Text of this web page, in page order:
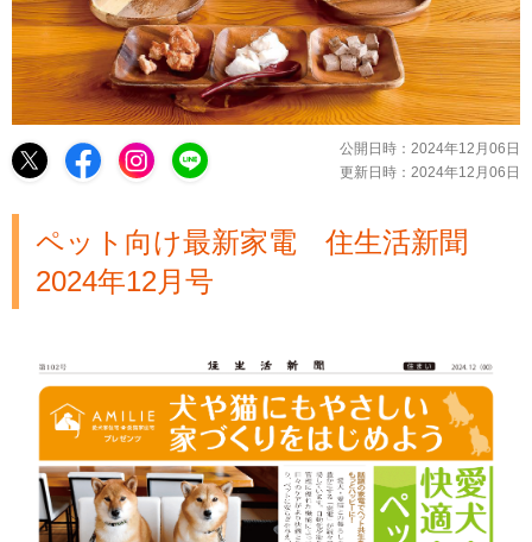
公開日時： 2024年12月06日
更新日時： 2024年12月06日
ペット向け最新家電 住生活新聞
2024年12月号